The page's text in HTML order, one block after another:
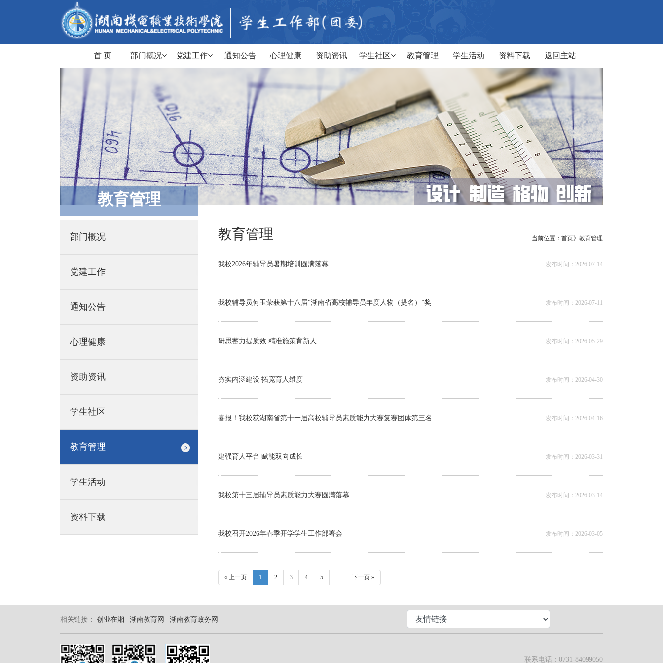
首 页 部门概况 党建工作 通知公告 心理健康 资助资讯 学生社区 教育管理 学生活动 资料下载 返回主站
教育管理
部门概况
党建工作
通知公告
心理健康
资助资讯
学生社区
教育管理
学生活动
资料下载
当前位置： 首页》 教育管理
教育管理
我校2026年辅导员暑期培训圆满落幕 发布时间：2026-07-14
我校辅导员何玉荣获第十八届“湖南省高校辅导员年度人物（提名）”奖 发布时间：2026-07-11
研思蓄力提质效 精准施策育新人 发布时间：2026-05-29
夯实内涵建设 拓宽育人维度 发布时间：2026-04-30
喜报！我校获湖南省第十一届高校辅导员素质能力大赛复赛团体第三名 发布时间：2026-04-16
建强育人平台 赋能双向成长 发布时间：2026-03-31
我校第十三届辅导员素质能力大赛圆满落幕 发布时间：2026-03-14
我校召开2026年春季开学学生工作部署会 发布时间：2026-03-05
« 上一页 1 2 3 4 5 ... 下一页 »
相关链接： 创业在湘 | 湖南教育网 | 湖南教育政务网 |
联系电话：0731-84099050